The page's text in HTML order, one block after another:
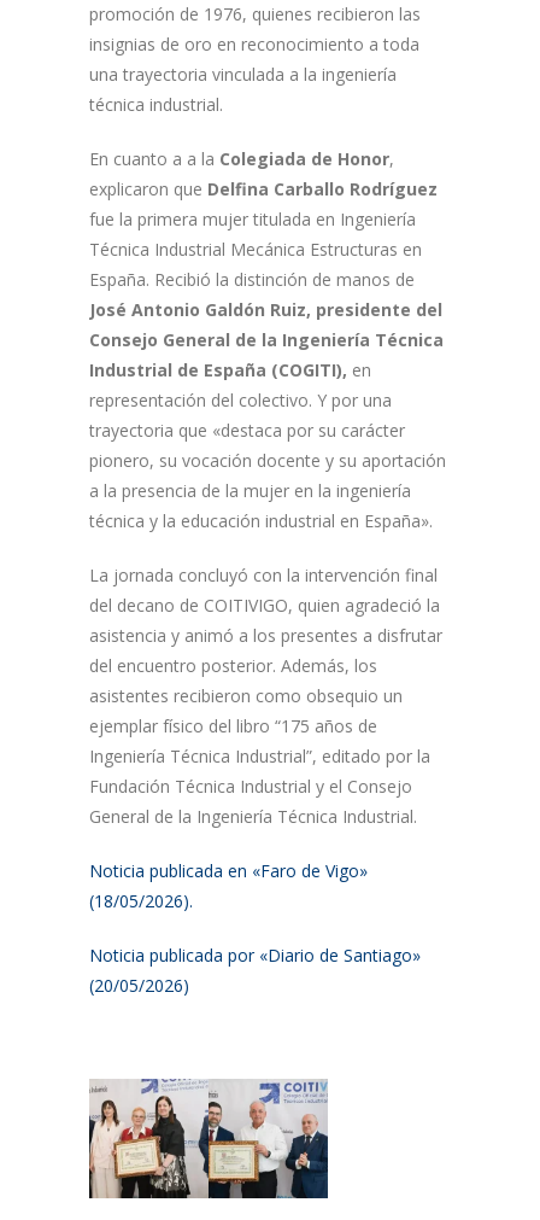
promoción de 1976, quienes recibieron las
insignias de oro en reconocimiento a toda
una trayectoria vinculada a la ingeniería
técnica industrial.
En cuanto a a la Colegiada de Honor,
explicaron que Delfina Carballo Rodríguez
fue la primera mujer titulada en Ingeniería
Técnica Industrial Mecánica Estructuras en
España. Recibió la distinción de manos de
José Antonio Galdón Ruiz, presidente del
Consejo General de la Ingeniería Técnica
Industrial de España (COGITI), en
representación del colectivo. Y por una
trayectoria que «destaca por su carácter
pionero, su vocación docente y su aportación
a la presencia de la mujer en la ingeniería
técnica y la educación industrial en España».
La jornada concluyó con la intervención final
del decano de COITIVIGO, quien agradeció la
asistencia y animó a los presentes a disfrutar
del encuentro posterior. Además, los
asistentes recibieron como obsequio un
ejemplar físico del libro “175 años de
Ingeniería Técnica Industrial”, editado por la
Fundación Técnica Industrial y el Consejo
General de la Ingeniería Técnica Industrial.
Noticia publicada en «Faro de Vigo»
(18/05/2026).
Noticia publicada por «Diario de Santiago»
(20/05/2026)